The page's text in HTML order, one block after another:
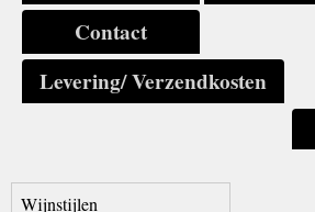
Contact
Levering/ Verzendkosten
Wijnstijlen